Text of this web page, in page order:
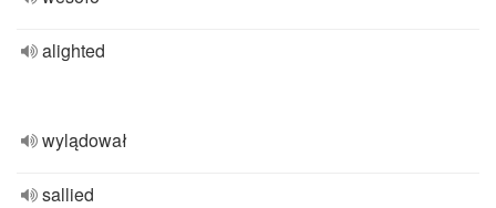
alighted
wylądował
sallied